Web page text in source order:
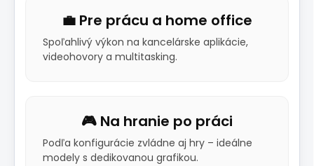
💼 Pre prácu a home office
Spoľahlivý výkon na kancelárske aplikácie,
videohovory a multitasking.
🎮 Na hranie po práci
Podľa konfigurácie zvládne aj hry – ideálne
modely s dedikovanou grafikou.